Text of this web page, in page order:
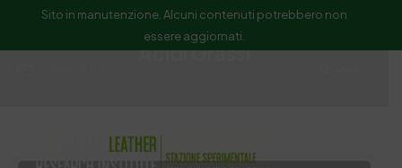
Sito in manutenzione. Alcuni contenuti potrebbero non
essere aggiornati.
Acidi Grassi